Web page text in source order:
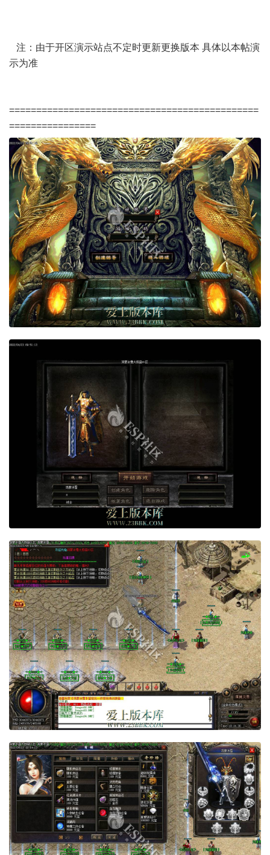
注：由于开区演示站点不定时更新更换版本 具体以本帖演
示为准
==============================================
================